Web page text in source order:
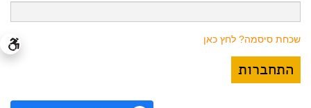
שכחת סיסמה? לחץ כאן